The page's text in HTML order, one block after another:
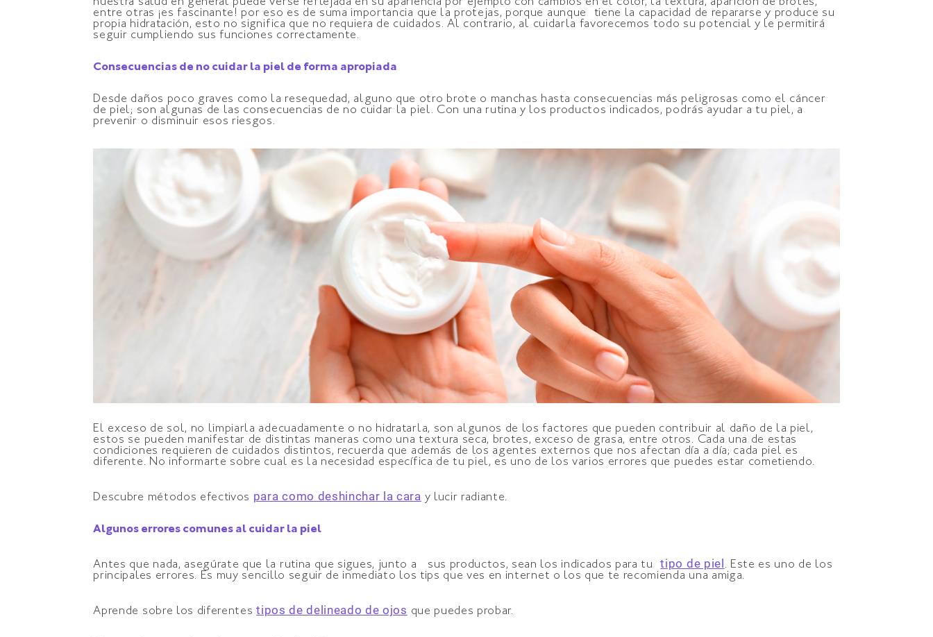
nuestra salud en general puede verse reflejada en su apariencia por ejemplo con cambios en el color, la textura, aparición de brotes,
entre otras ¡es fascinante! por eso es de suma importancia que la protejas, porque aunque tiene la capacidad de repararse y produce su
propia hidratación, esto no significa que no requiera de cuidados. Al contrario, al cuidarla favorecemos todo su potencial y le permitirá
seguir cumpliendo sus funciones correctamente.
Consecuencias de no cuidar la piel de forma apropiada
Desde daños poco graves como la resequedad, alguno que otro brote o manchas hasta consecuencias más peligrosas como el cáncer
de piel; son algunas de las consecuencias de no cuidar la piel. Con una rutina y los productos indicados, podrás ayudar a tu piel, a
prevenir o disminuir esos riesgos.
El exceso de sol, no limpiarla adecuadamente o no hidratarla, son algunos de los factores que pueden contribuir al daño de la piel,
estos se pueden manifestar de distintas maneras como una textura seca, brotes, exceso de grasa, entre otros. Cada una de estas
condiciones requieren de cuidados distintos, recuerda que además de los agentes externos que nos afectan día a día; cada piel es
diferente. No informarte sobre cual es la necesidad específica de tu piel, es uno de los varios errores que puedes estar cometiendo.
Descubre métodos efectivos para como deshinchar la cara y lucir radiante.
Algunos errores comunes al cuidar la piel
Antes que nada, asegúrate que la rutina que sigues, junto a sus productos, sean los indicados para tutipo de piel . Este es uno de los
principales errores. Es muy sencillo seguir de inmediato los tips que ves en internet o los que te recomienda una amiga.
Aprende sobre los diferentestipos de delineado de ojos que puedes probar.